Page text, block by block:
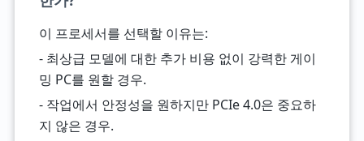
이 프로세서를 선택할 이유는:
- 최상급 모델에 대한 추가 비용 없이 강력한 게이
밍 PC를 원할 경우.
- 작업에서 안정성을 원하지만 PCIe 4.0은 중요하
지 않은 경우.